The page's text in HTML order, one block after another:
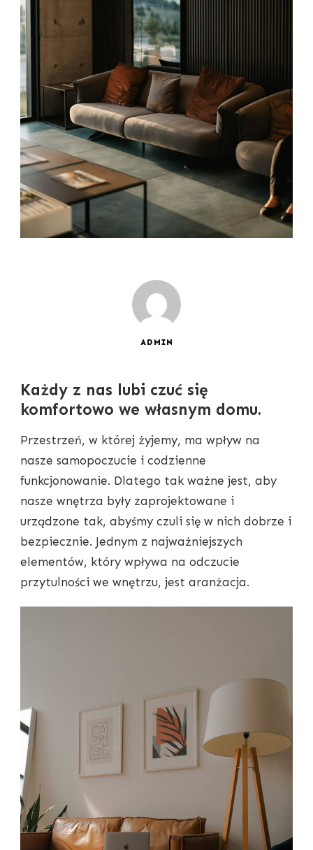
ADMIN
Każdy z nas lubi czuć się
komfortowo we własnym domu.
Przestrzeń, w której żyjemy, ma wpływ na
nasze samopoczucie i codzienne
funkcjonowanie. Dlatego tak ważne jest, aby
nasze wnętrza były zaprojektowane i
urządzone tak, abyśmy czuli się w nich dobrze i
bezpiecznie. Jednym z najważniejszych
elementów, który wpływa na odczucie
przytulności we wnętrzu, jest aranżacja.